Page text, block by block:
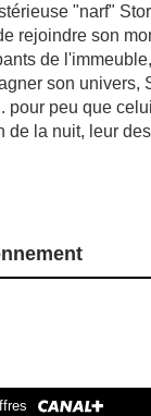
"narf"
rejoindre son
de
son univers,
peu que
de la nuit, leur